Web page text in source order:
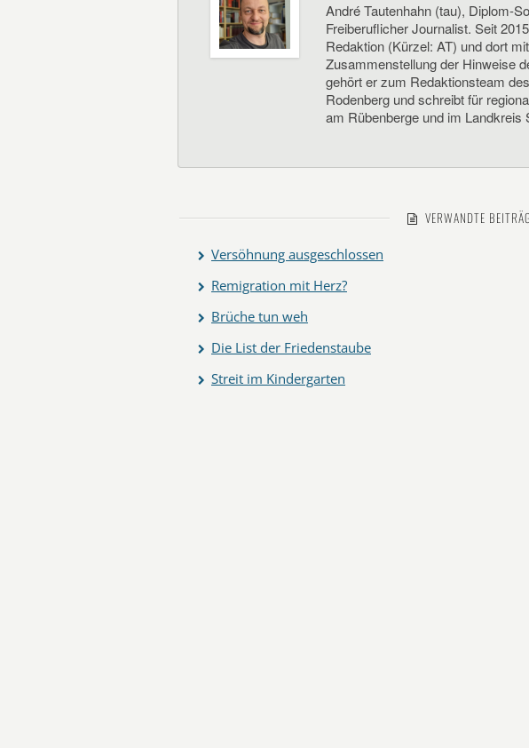
André Tautenhahn (tau), Diplom-
Freiberuflicher Journalist. Seit
Redaktion (Kürzel: AT) und dort
Zusammenstellung der Hinweise
gehört er zum Redaktionsteam
Rodenberg und schreibt für
am Rübenberge und im Landkreis
VERWANDTE
Versöhnung ausgeschlossen
Remigration mit Herz?
Brüche tun weh
Die List der Friedenstaube
Streit im Kindergarten